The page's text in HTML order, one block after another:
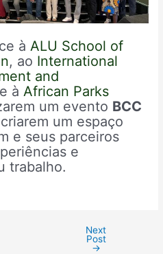
àALU School of
, ao International
and
e àAfrican Parks
um evento BCC
um espaço
e seus parceiros
e
trabalho.
Next
Post
→